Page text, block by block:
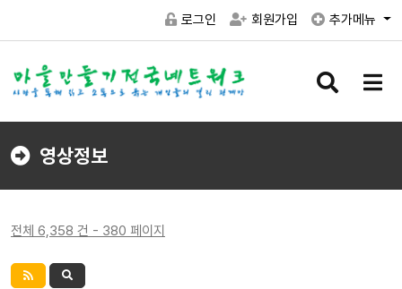
로그인 회원가입 추가메뉴
검
버
메
버
영상정보
전체 6,358 건 - 380 페이지